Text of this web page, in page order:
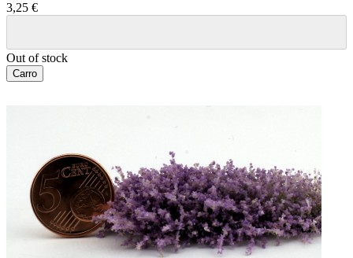
3,25 €
Out of stock
Carro